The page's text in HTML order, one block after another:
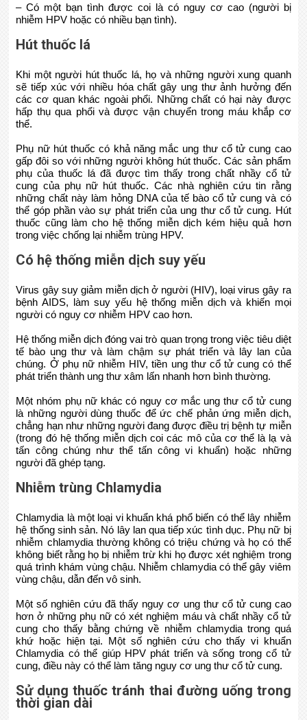
– Có một bạn tình được coi là có nguy cơ cao (người bị
nhiễm HPV hoặc có nhiều bạn tình).
Hút thuốc lá
Khi một người hút thuốc lá, họ và những người xung quanh
sẽ tiếp xúc với nhiều hóa chất gây ung thư ảnh hưởng đến
các cơ quan khác ngoài phổi. Những chất có hại này được
hấp thụ qua phổi và được vận chuyển trong máu khắp cơ
thể.
Phụ nữ hút thuốc có khả năng mắc ung thư cổ tử cung cao
gấp đôi so với những người không hút thuốc. Các sản phẩm
phụ của thuốc lá đã được tìm thấy trong chất nhầy cổ tử
cung của phụ nữ hút thuốc. Các nhà nghiên cứu tin rằng
những chất này làm hỏng DNA của tế bào cổ tử cung và có
thể góp phần vào sự phát triển của ung thư cổ tử cung. Hút
thuốc cũng làm cho hệ thống miễn dịch kém hiệu quả hơn
trong việc chống lại nhiễm trùng HPV.
Có hệ thống miễn dịch suy yếu
Virus gây suy giảm miễn dịch ở người (HIV), loại virus gây ra
bệnh AIDS, làm suy yếu hệ thống miễn dịch và khiến mọi
người có nguy cơ nhiễm HPV cao hơn.
Hệ thống miễn dịch đóng vai trò quan trọng trong việc tiêu diệt
tế bào ung thư và làm chậm sự phát triển và lây lan của
chúng. Ở phụ nữ nhiễm HIV, tiền ung thư cổ tử cung có thể
phát triển thành ung thư xâm lấn nhanh hơn bình thường.
Một nhóm phụ nữ khác có nguy cơ mắc ung thư cổ tử cung
là những người dùng thuốc để ức chế phản ứng miễn dịch,
chẳng hạn như những người đang được điều trị bệnh tự miễn
(trong đó hệ thống miễn dịch coi các mô của cơ thể là lạ và
tấn công chúng như thể tấn công vi khuẩn) hoặc những
người đã ghép tạng.
Nhiễm trùng Chlamydia
Chlamydia là một loại vi khuẩn khá phổ biến có thể lây nhiễm
hệ thống sinh sản. Nó lây lan qua tiếp xúc tình dục. Phụ nữ bị
nhiễm chlamydia thường không có triệu chứng và họ có thể
không biết rằng họ bị nhiễm trừ khi họ được xét nghiệm trong
quá trình khám vùng chậu. Nhiễm chlamydia có thể gây viêm
vùng chậu, dẫn đến vô sinh.
Một số nghiên cứu đã thấy nguy cơ ung thư cổ tử cung cao
hơn ở những phụ nữ có xét nghiệm máu và chất nhầy cổ tử
cung cho thấy bằng chứng về nhiễm chlamydia trong quá
khứ hoặc hiện tại. Một số nghiên cứu cho thấy vi khuẩn
Chlamydia có thể giúp HPV phát triển và sống trong cổ tử
cung, điều này có thể làm tăng nguy cơ ung thư cổ tử cung.
Sử dụng thuốc tránh thai đường uống trong
thời gian dài